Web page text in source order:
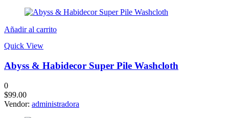
Añadir al carrito
Quick View
Abyss & Habidecor Super Pile Washcloth
0
$99.00
Vendor: administradora